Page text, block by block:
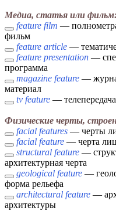
Медиа, статья или
feature film —
фильм
feature article —
feature presentation —
программа
magazine feature —
материал
tv feature —
Физические черты,
facial features — черты
facial feature — черта
structural feature —
архитектурная черта
geological feature —
форма рельефа
architectural feature —
архитектуры